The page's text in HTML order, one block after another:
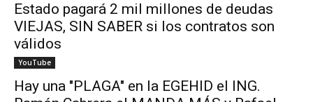
Estado pagará 2 mil millones de deudas
VIEJAS, SIN SABER si los contratos son
válidos
YouTube
Hay una "PLAGA" en la EGEHID el ING.